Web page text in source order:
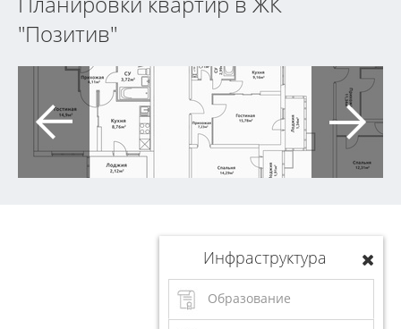
"Позитив"
Инфраструктура
Образование